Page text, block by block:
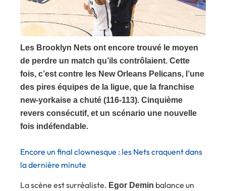
Les Brooklyn Nets ont encore trouvé le moyen
de perdre un match qu’ils contrôlaient. Cette
fois, c’est contre les New Orleans Pelicans, l’une
des pires équipes de la ligue, que la franchise
new-yorkaise a chuté (116-113). Cinquième
revers consécutif, et un scénario une nouvelle
fois indéfendable.
Encore un final clownesque : les Nets craquent dans
la dernière minute
La scène est surréaliste. Egor Demin balance un